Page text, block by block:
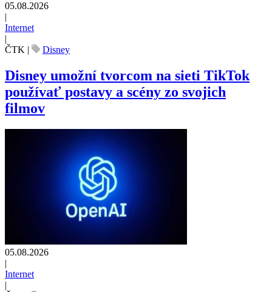
05.08.2026
|
Internet
|
ČTK | Disney
Disney umožní tvorcom na sieti TikTok
používať postavy a scény zo svojich
filmov
05.08.2026
|
Internet
|